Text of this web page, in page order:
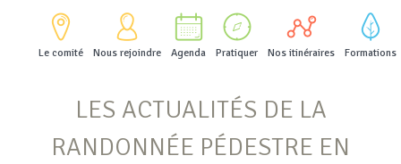
Le comité Nous rejoindre Agenda Pratiquer Nos itinéraires Formations
LES ACTUALITÉS DE LA
RANDONNÉE PÉDESTRE EN